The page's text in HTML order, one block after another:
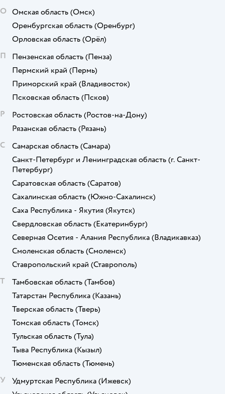
О Омская область (Омск)
Оренбургская область (Оренбург)
Орловская область (Орёл)
П
Пензенская область (Пенза)
Пермский край (Пермь)
Приморский край (Владивосток)
Псковская область (Псков)
Р
Ростовская область (Ростов-на-Дону)
Рязанская область (Рязань)
С
Самарская область (Самара)
Санкт-Петербург и Ленинградская область (г. Санкт-
Петербург)
Саратовская область (Саратов)
Сахалинская область (Южно-Сахалинск)
Саха Республика - Якутия (Якутск)
Свердловская область (Екатеринбург)
Северная Осетия - Алания Республика (Владикавказ)
Смоленская область (Смоленск)
Ставропольский край (Ставрополь)
Т
Тамбовская область (Тамбов)
Татарстан Республика (Казань)
Тверская область (Тверь)
Томская область (Томск)
Тульская область (Тула)
Тыва Республика (Кызыл)
Тюменская область (Тюмень)
У
Удмуртская Республика (Ижевск)